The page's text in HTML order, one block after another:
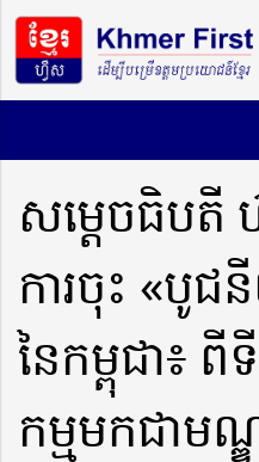
សម្តេចធិប
ការចុះ «បូជ
នៃកម្ពុជា៖ ពី
កម្មមកជាម